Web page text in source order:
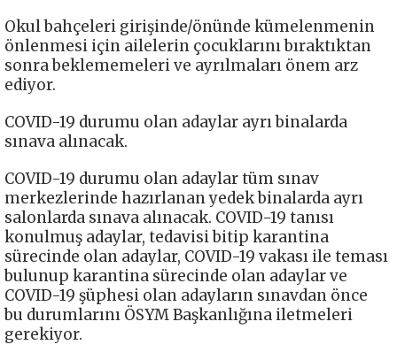
Okul bahçeleri girişinde/önünde kümelenmenin
önlenmesi için ailelerin çocuklarını bıraktıktan
sonra beklememeleri ve ayrılmaları önem arz
ediyor.
COVID-19 durumu olan adaylar ayrı binalarda
sınava alınacak.
COVID-19 durumu olan adaylar tüm sınav
merkezlerinde hazırlanan yedek binalarda ayrı
salonlarda sınava alınacak. COVID-19 tanısı
konulmuş adaylar, tedavisi bitip karantina
sürecinde olan adaylar, COVID-19 vakası ile teması
bulunup karantina sürecinde olan adaylar ve
COVID-19 şüphesi olan adayların sınavdan önce
bu durumlarını ÖSYM Başkanlığına iletmeleri
gerekiyor.